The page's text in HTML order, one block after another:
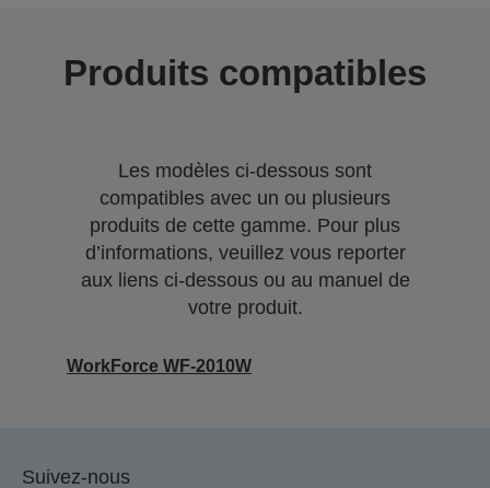
Produits compatibles
Les modèles ci-dessous sont
compatibles avec un ou plusieurs
produits de cette gamme. Pour plus
d’informations, veuillez vous reporter
aux liens ci-dessous ou au manuel de
votre produit.
WorkForce WF-2010W
Suivez-nous